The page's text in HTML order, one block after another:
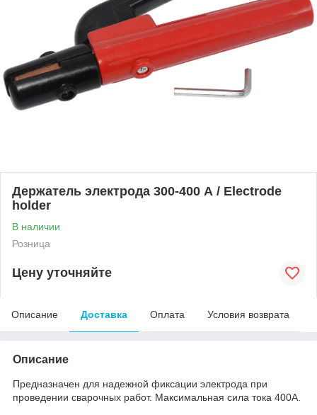
Держатель электрода 300-400 А / Electrode
holder
В наличии
Розница
Цену уточняйте
Описание Доставка Оплата Условия возврата
Описание
Предназначен для надежной фиксации электрода при
проведении сварочных работ. Максимальная сила тока 400А.